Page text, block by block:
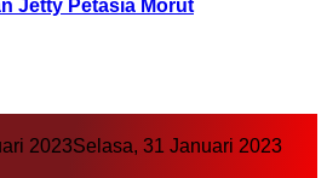
Jetty Petasia Morut
2023Selasa, 31 Januari 2023